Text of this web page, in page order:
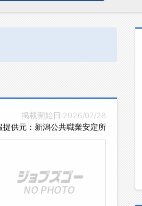
掲載開始日:2026/07/28
提供元：新潟公共職業安定所